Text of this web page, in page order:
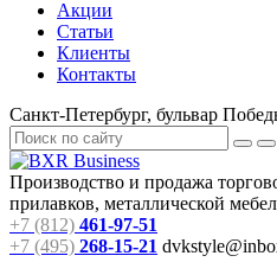
Акции
Статьи
Клиенты
Контакты
Санкт-Петербург, бульвар
Производство и продажа
прилавков, металлической
+7 (812) 461-97-51
+7 (495) 268-15-21